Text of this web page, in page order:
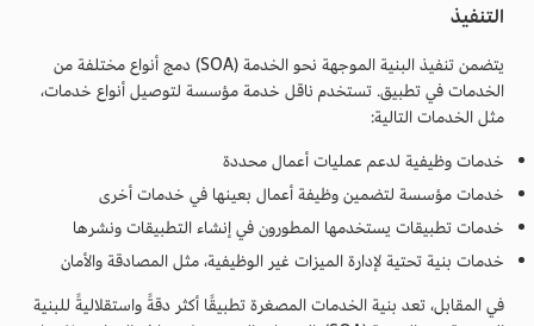
التنفيذ
يتضمن تنفيذ البنية الموجهة نحو الخدمة (SOA) دمج أنواع مختلفة من
الخدمات في تطبيق. تستخدم ناقل خدمة مؤسسة لتوصيل أنواع خدمات،
مثل الخدمات التالية:
خدمات وظيفية لدعم عمليات أعمال محددة
خدمات مؤسسة لتضمين وظيفة أعمال بعينها في خدمات أخرى
خدمات تطبيقات يستخدمها المطورون في إنشاء التطبيقات ونشرها
خدمات بنية تحتية لإدارة الميزات غير الوظيفية، مثل المصادقة والأمان
في المقابل، تعد بنية الخدمات المصغرة تطبيقًا أكثر دقةً واستقلاليةً للبنية